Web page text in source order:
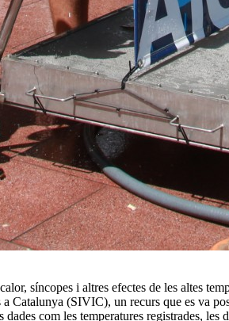
síncopes i altres efectes de les altes
Catalunya (SIVIC), un recurs que es va
com les temperatures registrades,